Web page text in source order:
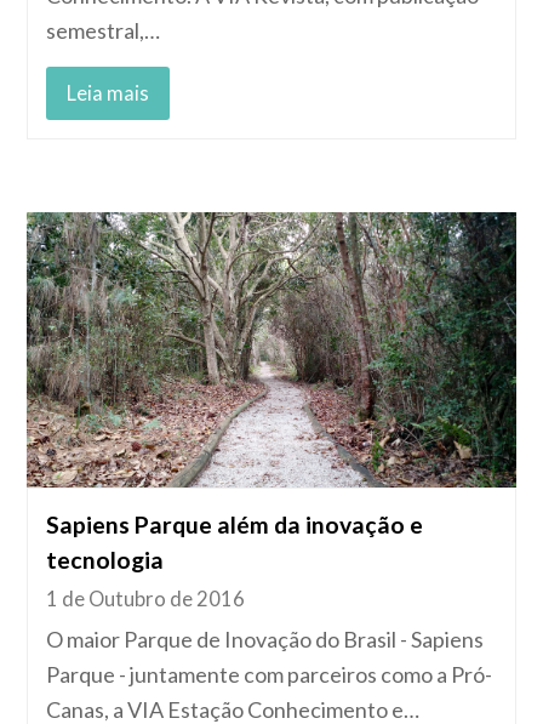
semestral,…
Leia mais
Sapiens Parque além da inovação e
tecnologia
1 de Outubro de 2016
O maior Parque de Inovação do Brasil - Sapiens
Parque - juntamente com parceiros como a Pró-
Canas, a VIA Estação Conhecimento e…